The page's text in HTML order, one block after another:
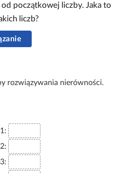
od początkowej liczby. Jaka to
liczb?
rozwiązywania nierówności.